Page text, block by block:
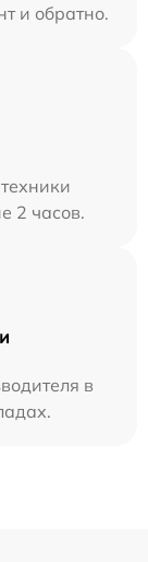
и обратно.
2 часов.
в